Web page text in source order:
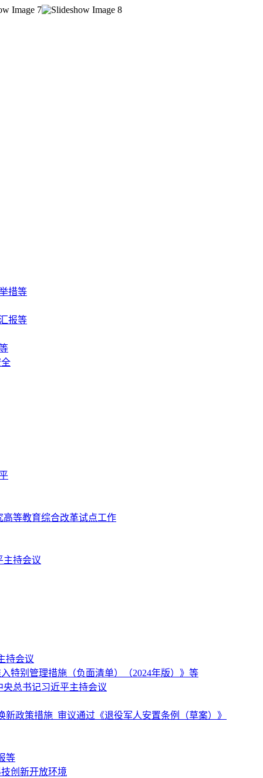
措等
报等
等教育综合改革试点工作
主持会议
持会议
特别管理措施（负面清单）（2024年版）》等
总书记习近平主持会议
政策措施 审议通过《退役军人安置条例（草案）》
等
创新开放环境